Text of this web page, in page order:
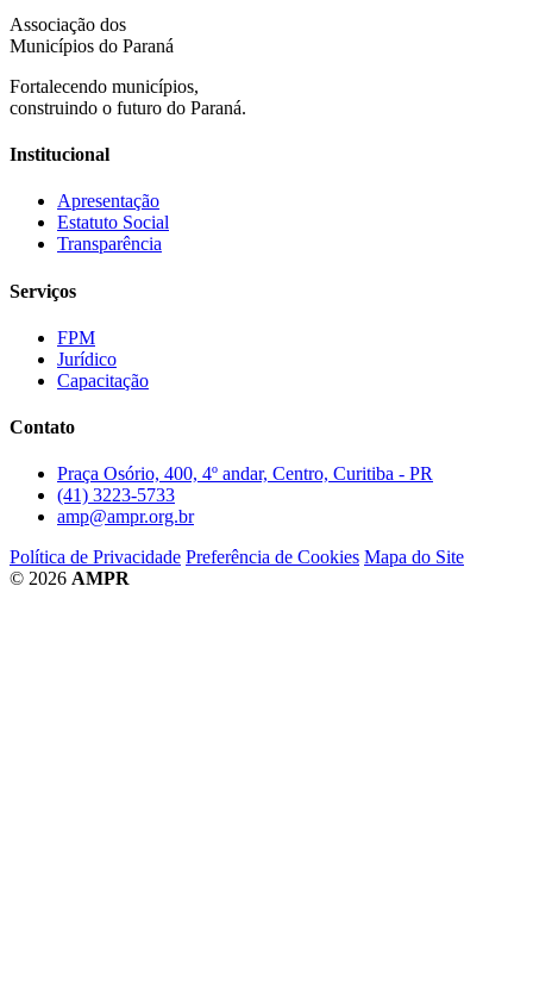
Associação dos
Municípios do Paraná
Fortalecendo municípios,
construindo o futuro do Paraná.
Institucional
Apresentação
Estatuto Social
Transparência
Serviços
FPM
Jurídico
Capacitação
Contato
Praça Osório, 400, 4º andar, Centro, Curitiba - PR
(41) 3223-5733
amp@ampr.org.br
Política de Privacidade Preferência de Cookies Mapa do Site
© 2026 AMPR